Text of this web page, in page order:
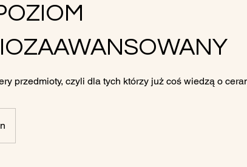
przedmioty, czyli dla tych którzy już coś wiedzą o